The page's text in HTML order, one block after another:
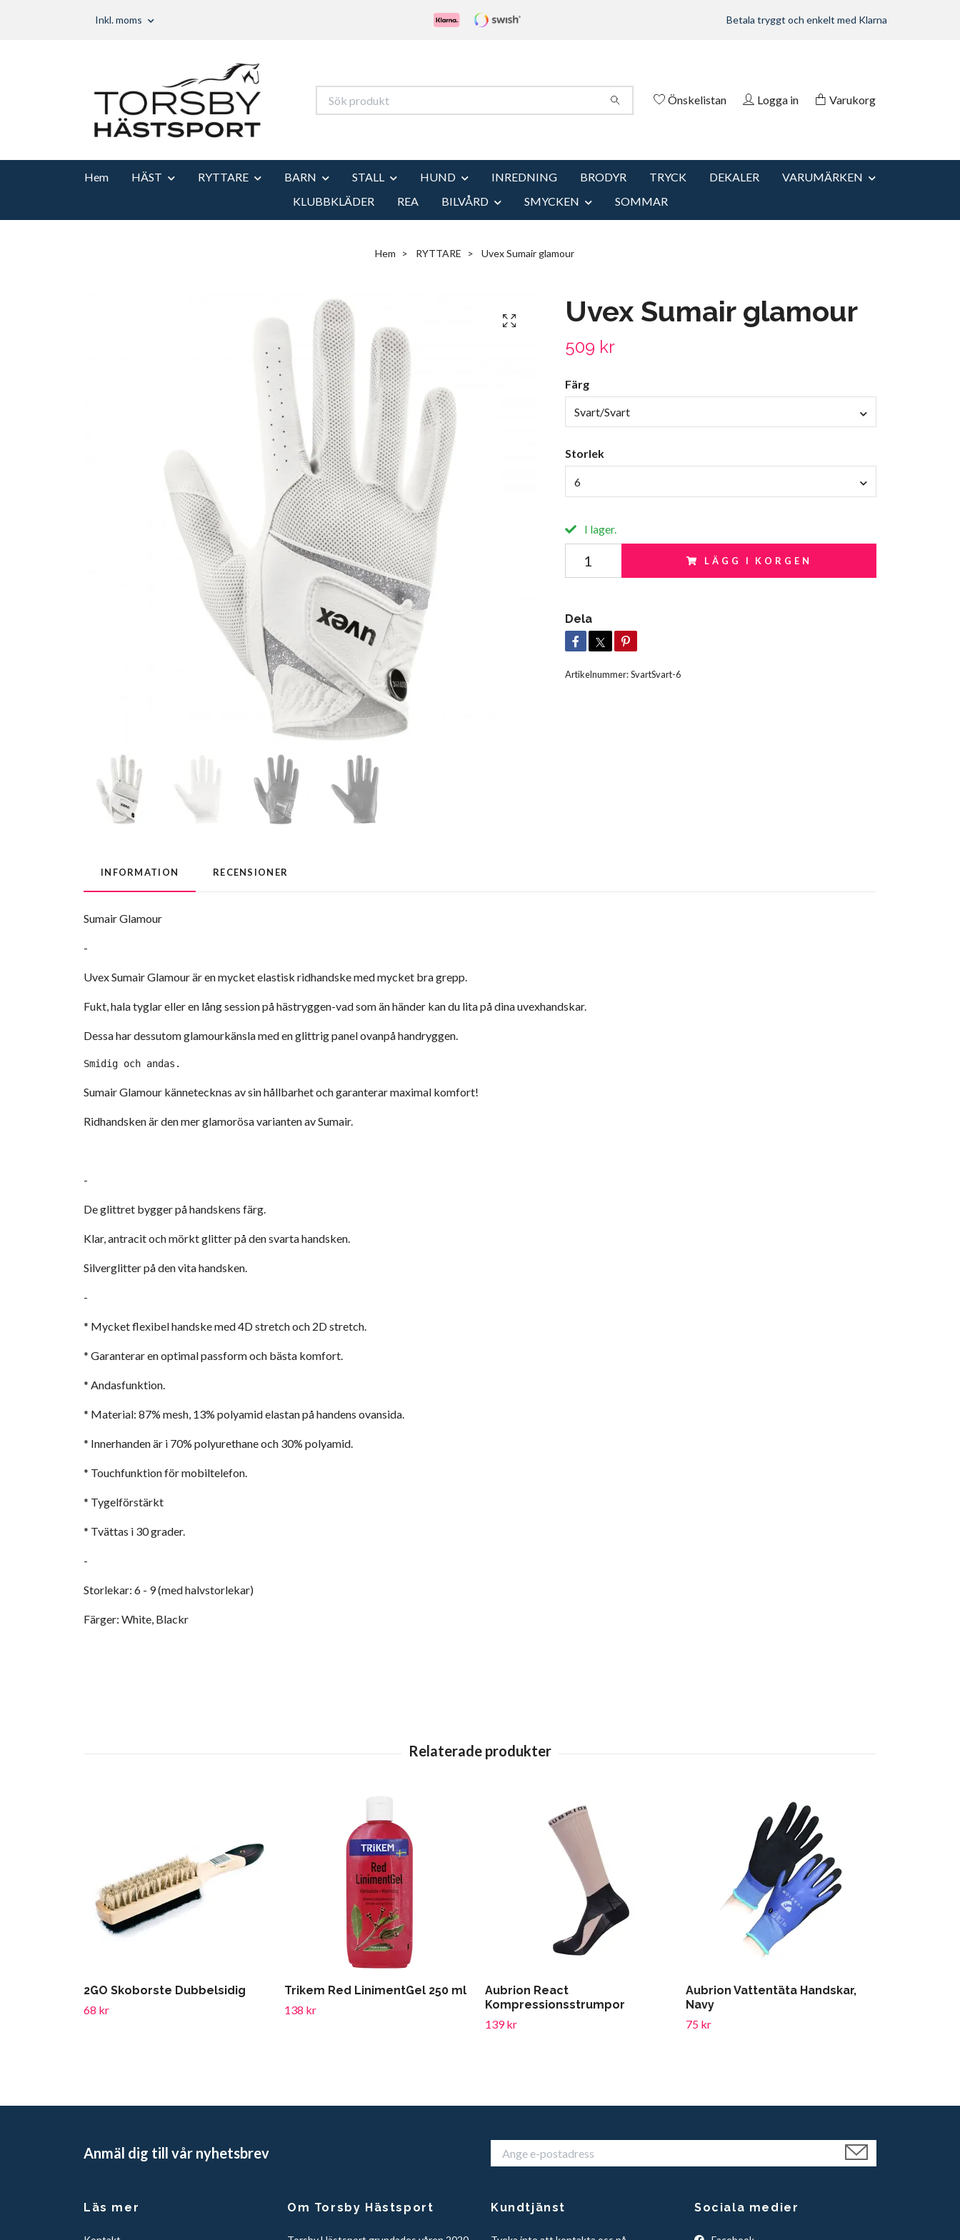
Inkl. moms Betala tryggt och enkelt med Klarna
Önskelistan Logga in Varukorg
Hem HÄST RYTTARE BARN STALL HUND INREDNING BRODYR TRYCK DEKALER
VARUMÄRKEN
KLUBBKLÄDER
REA BILVÅRD SMYCKEN SOMMAR
Hem RYTTARE Uvex Sumair glamour
Uvex Sumair glamour
509 kr
Färg
Svart/Svart
Storlek
6
I lager.
LÄGG I KORGEN
Dela
Artikelnummer:SvartSvart-6
INFORMATION RECENSIONER
Sumair Glamour
-
Uvex Sumair Glamour är en mycket elastisk ridhandske med mycket bra grepp.
Fukt, hala tyglar eller en lång session på hästryggen-vad som än händer kan du lita på dina uvexhandskar.
Dessa har dessutom glamourkänsla med en glittrig panel ovanpå handryggen.
Smidig och andas.
Sumair Glamour kännetecknas av sin hållbarhet och garanterar maximal komfort!
Ridhandsken är den mer glamorösa varianten av Sumair.
-
De glittret bygger på handskens färg.
Klar, antracit och mörkt glitter på den svarta handsken.
Silverglitter på den vita handsken.
-
* Mycket flexibel handske med 4D stretch och 2D stretch.
* Garanterar en optimal passform och bästa komfort.
* Andasfunktion.
* Material: 87% mesh, 13% polyamid elastan på handens ovansida.
* Innerhanden är i 70% polyurethane och 30% polyamid.
* Touchfunktion för mobiltelefon.
* Tygelförstärkt
* Tvättas i 30 grader.
-
Storlekar: 6 - 9 (med halvstorlekar)
Färger: White, Blackr
2GO Skoborste Dubbelsidig
68 kr
Trikem Red LinimentGel 250 ml
138 kr
Aubrion React
Kompressionsstrumpor
139 kr
Aubrion Vattentäta Handskar,
Navy
75 kr
Anmäl dig till vår nyhetsbrev
Läs mer Om Torsby Hästsport Kundtjänst Sociala medier